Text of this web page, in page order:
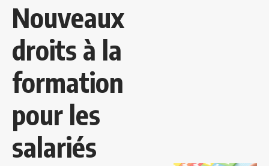
Nouveaux
droits à la
formation
pour les
salariés